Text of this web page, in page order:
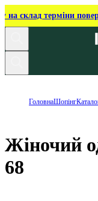
на склад терміни
ГоловнаШопінг
Жіночий
68